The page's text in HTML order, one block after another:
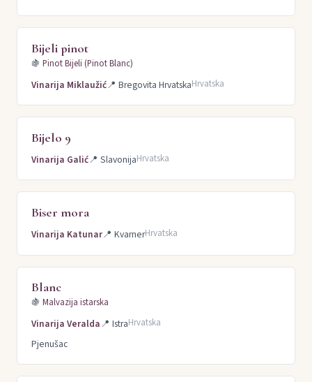
Bijeli pinot
🍇 Pinot Bijeli (Pinot Blanc)
Vinarija Miklaužić📍 Bregovita HrvatskaHrvatska
Bijelo 9
Vinarija Galić📍 SlavonijaHrvatska
Biser mora
Vinarija Katunar📍 KvarnerHrvatska
Blanc
🍇 Malvazija istarska
Vinarija Veralda📍 IstraHrvatska
Pjenušac